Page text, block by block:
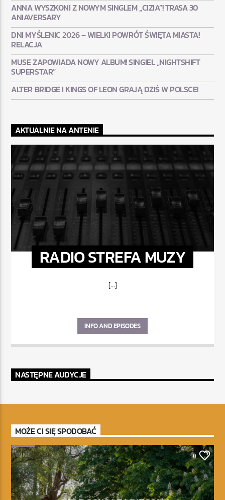
ANNA WYSZKONI Z NOWYM SINGLEM „CIZIA”! TRASA 30
ANIAVERSARY
DNI MYŚLENIC 2026 – WIELKI POWRÓT ŚWIĘTA MIASTA!
RELACJA
MUSE ZAPOWIADA NOWY ALBUM! SINGIEL „NIGHTSHIFT
SUPERSTAR”
ALTER BRIDGE I KINGS OF LEON GRAJĄ DZIŚ W POLSCE!
AKTUALNIE NA ANTENIE
RADIO STREFA MUZY
[...]
INFO AND EPISODES
NASTĘPNE AUDYCJE
MOŻE CI SIĘ SPODOBAĆ
INNE 0